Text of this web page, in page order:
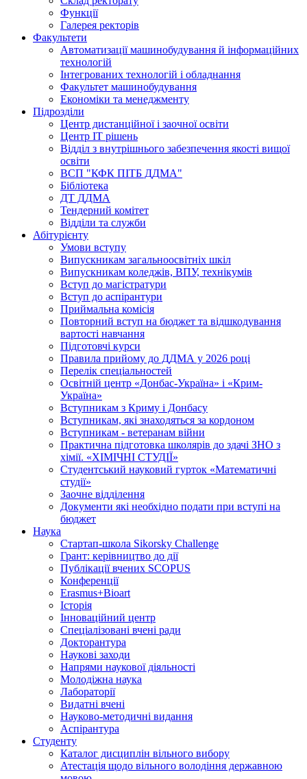
Функції
Галерея ректорів
Факультети
Автоматизації машинобудування й інформаційних
технологій
Інтегрованих технологій і обладнання
Факультет машинобудування
Економіки та менеджменту
Підрозділи
Центр дистанційної і заочної освіти
Центр ІТ рішень
Відділ з внутрішнього забезпечення якості вищої
освіти
ВСП "КФК ПІТБ ДДМА"
Бібліотека
ДТ ДДМА
Тендерний комітет
Відділи та служби
Абітурієнту
Умови вступу
Випускникам загальноосвітніх шкіл
Випускникам коледжів, ВПУ, технікумів
Вступ до магістратури
Вступ до аспірантури
Приймальна комісія
Повторний вступ на бюджет та відшкодування
вартості навчання
Підготовчі курси
Правила прийому до ДДМА у 2026 році
Перелік спеціальностей
Освітній центр «Донбас-Україна» і «Крим-
Україна»
Вступникам з Криму і Донбасу
Вступникам, які знаходяться за кордоном
Вступникам - ветеранам війни
Практична підготовка школярів до здачі ЗНО з
хімії. «ХІМІЧНІ СТУДІЇ»
Студентський науковий гурток «Математичні
студії»
Заочне відділення
Документи які необхідно подати при вступі на
бюджет
Наука
Стартап-школа Sikorsky Challenge
Грант: керівництво до дії
Публікації вчених SCOPUS
Конференції
Erasmus+Bioart
Історія
Інноваційний центр
Спеціалізовані вчені ради
Докторантура
Наукові заходи
Напрями наукової діяльності
Молодіжна наука
Лабораторії
Видатні вчені
Науково-методичні видання
Аспірантура
Студенту
Каталог дисциплін вільного вибору
Атестація щодо вільного володіння державною